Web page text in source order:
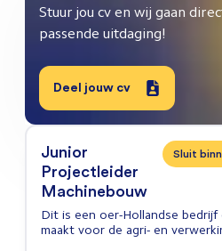
Stuur jou cv en wij gaan
passende uitdaging!
Deel jouw cv
Junior
Projectleider
Machinebouw
Sluit
Dit is een oer-Hollandse bedrijf
maakt voor de agri- en